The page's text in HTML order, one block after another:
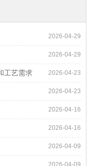
2026-04-29
2026-04-29
2026-04-23
工艺需求
2026-04-23
2026-04-16
2026-04-16
2026-04-09
2026-04-09